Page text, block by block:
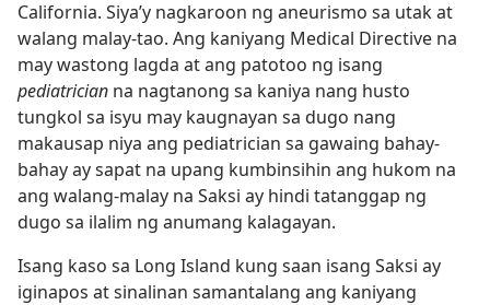
California. Siya’y nagkaroon ng aneurismo sa utak at
walang malay-tao. Ang kaniyang Medical Directive na
may wastong lagda at ang patotoo ng isang
pediatrician na nagtanong sa kaniya nang husto
tungkol sa isyu may kaugnayan sa dugo nang
makausap niya ang pediatrician sa gawaing bahay-
bahay ay sapat na upang kumbinsihin ang hukom na
ang walang-malay na Saksi ay hindi tatanggap ng
dugo sa ilalim ng anumang kalagayan.
Isang kaso sa Long Island kung saan isang Saksi ay
iginapos at sinalinan samantalang ang kaniyang